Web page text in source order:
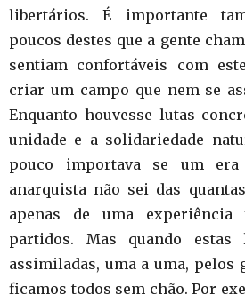
libertários. É importante
poucos destes que a gente
sentiam confortáveis com
criar um campo que nem se
Enquanto houvesse lutas
unidade e a solidariedade
pouco importava se um era
anarquista não sei das
apenas de uma
partidos. Mas quando estas
assimiladas, uma a uma, pelos
ficamos todos sem chão. Por